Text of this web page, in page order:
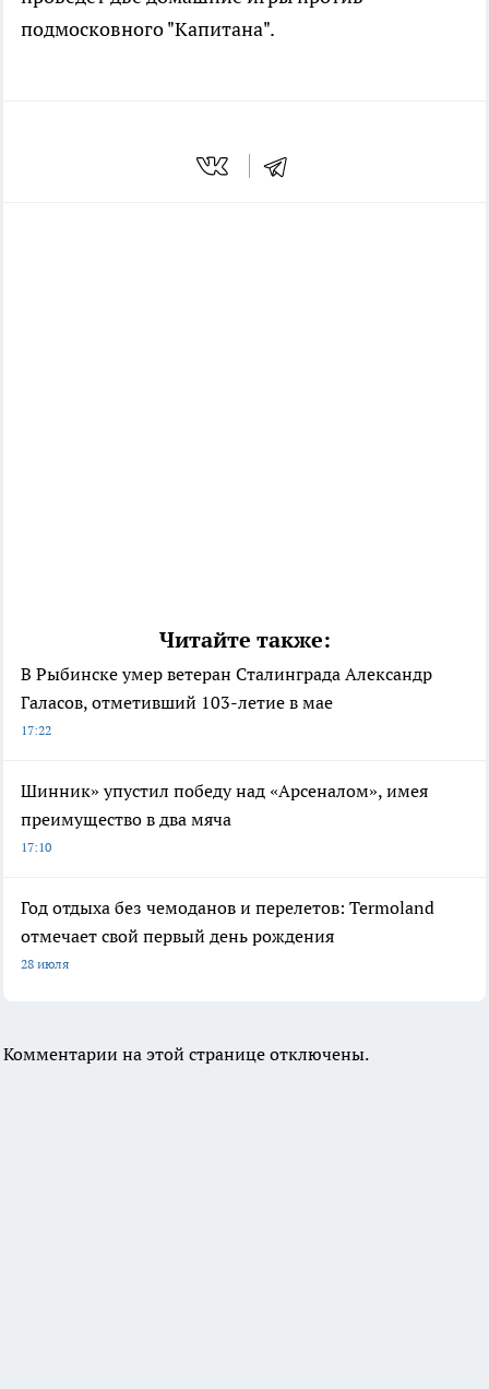
подмосковного "Капитана".
Читайте также:
В Рыбинске умер ветеран Сталинграда Александр
Галасов, отметивший 103-летие в мае
17:22
Шинник» упустил победу над «Арсеналом», имея
преимущество в два мяча
17:10
Год отдыха без чемоданов и перелетов: Termoland
отмечает свой первый день рождения
28 июля
Комментарии на этой странице отключены.